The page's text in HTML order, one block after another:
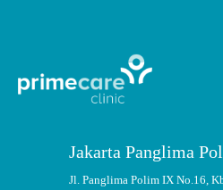
Jakarta Panglima
Jl. Panglima Polim IX No.16,